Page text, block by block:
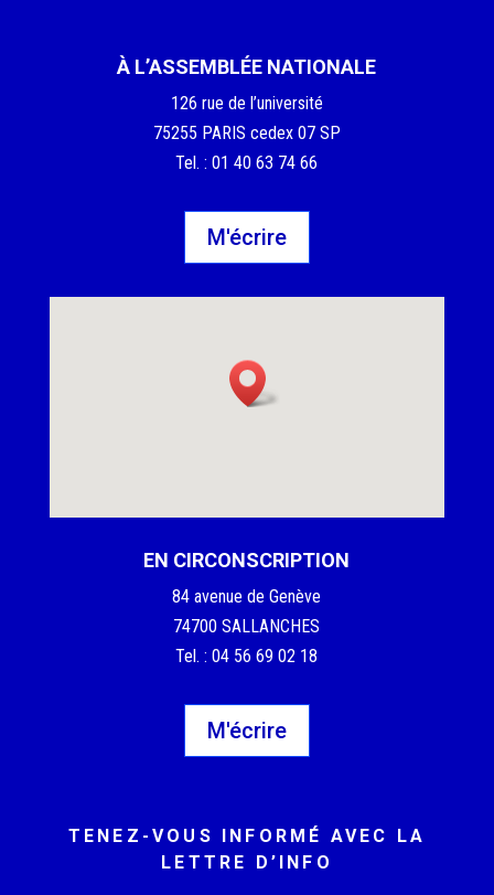
À L’ASSEMBLÉE NATIONALE
126 rue de l’université
75255 PARIS cedex 07 SP
Tel. : 01 40 63 74 66
M'écrire
EN CIRCONSCRIPTION
84 avenue de Genève
74700 SALLANCHES
Tel. : 04 56 69 02 18
M'écrire
TENEZ-VOUS INFORMÉ AVEC LA
LETTRE D’INFO